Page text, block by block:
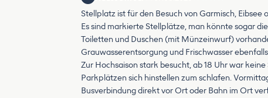
Stellplatz ist für den Besuch von Garmisch,
Es sind markierte Stellplätze, man könnte sogar
Toiletten und Duschen (mit Münzeinwurf)
Grauwasserentsorgung und Frischwasser
Zur Hochsaison stark besucht, ab 18 Uhr war
Parkplätzen sich hinstellen zum schlafen.
Busverbindung direkt vor Ort oder Bahn im Ort